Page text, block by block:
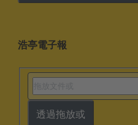
浩亭電子報
透過拖放或